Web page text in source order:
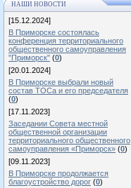
НАШИ НОВОСТИ
[15.12.2024]
В Приморске состоялась
конференция территориального
общественного самоуправления
"Приморск" (0)
[20.01.2024]
В Приморске выбрали новый
состав ТОСа и его председателя
(0)
[17.11.2023]
Заседании Совета местной
общественной организации
территориального общественного
самоуправления «Приморск» (0)
[09.11.2023]
В Приморске продолжается
благоустройство дорог (0)